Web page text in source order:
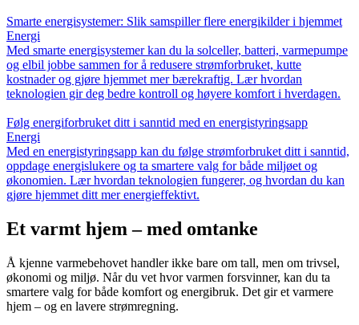
Smarte energisystemer: Slik samspiller flere energikilder i hjemmet
Energi
Med smarte energisystemer kan du la solceller, batteri, varmepumpe
og elbil jobbe sammen for å redusere strømforbruket, kutte
kostnader og gjøre hjemmet mer bærekraftig. Lær hvordan
teknologien gir deg bedre kontroll og høyere komfort i hverdagen.
Følg energiforbruket ditt i sanntid med en energistyringsapp
Energi
Med en energistyringsapp kan du følge strømforbruket ditt i sanntid,
oppdage energislukere og ta smartere valg for både miljøet og
økonomien. Lær hvordan teknologien fungerer, og hvordan du kan
gjøre hjemmet ditt mer energieffektivt.
Et varmt hjem – med omtanke
Å kjenne varmebehovet handler ikke bare om tall, men om trivsel,
økonomi og miljø. Når du vet hvor varmen forsvinner, kan du ta
smartere valg for både komfort og energibruk. Det gir et varmere
hjem – og en lavere strømregning.